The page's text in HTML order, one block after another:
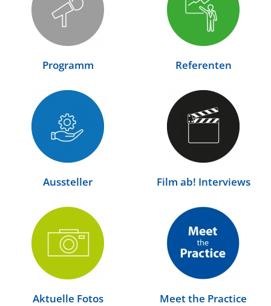
Programm Referenten
Aussteller Film ab! Interviews
Aktuelle Fotos Meet the Practice